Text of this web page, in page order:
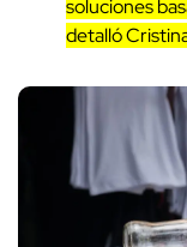
soluciones
detalló